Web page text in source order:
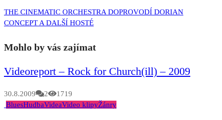
THE CINEMATIC ORCHESTRA DOPROVODÍ DORIAN
CONCEPT A DALŠÍ HOSTÉ
Mohlo by vás zajímat
Videoreport – Rock for Church(ill) – 2009
30.8.2009 2
1719
BluesHudbaVideaVideo klipyŽánry